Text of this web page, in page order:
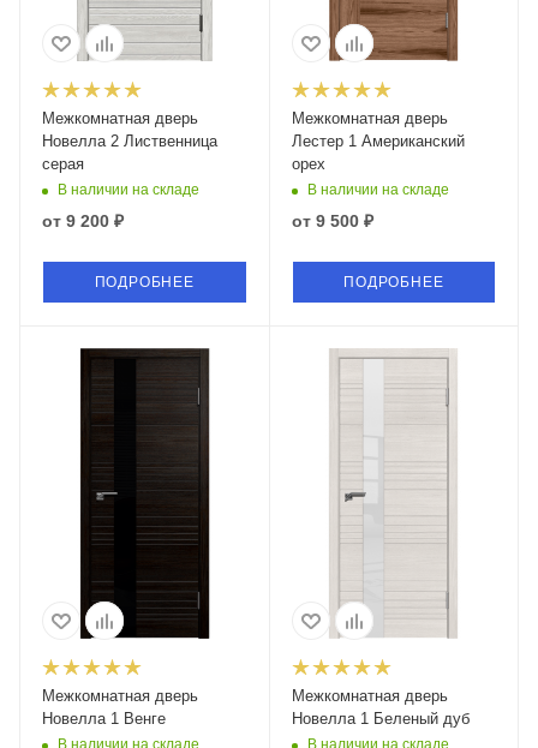
Межкомнатная дверь
Новелла 2 Лиственница
серая
В наличии на складе
от 9 200 ₽
ПОДРОБНЕЕ
Межкомнатная дверь
Лестер 1 Американский
орех
В наличии на складе
от 9 500 ₽
ПОДРОБНЕЕ
Межкомнатная дверь
Новелла 1 Венге
В наличии на складе
Межкомнатная дверь
Новелла 1 Беленый дуб
В наличии на складе